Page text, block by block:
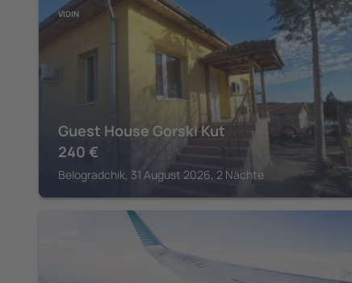
VIDIN
Guest House Gorski Kut
240 €
Belogradchik, 31 August 2026, 2 Nächte